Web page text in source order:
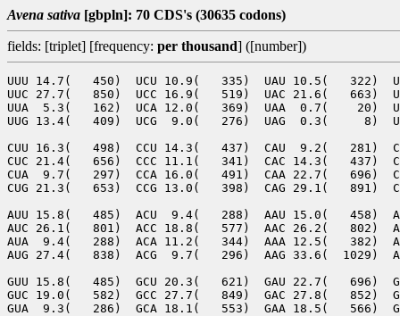
Avena sativa [gbpln]: 70 CDS's (30635 codons)
fields: [triplet] [frequency: per thousand] ([number])
UUU 14.7(   450)  UCU 10.9(   335)  UAU 10.5(   322)
UUC 27.7(   850)  UCC 16.9(   519)  UAC 21.6(   663)
UUA  5.3(   162)  UCA 12.0(   369)  UAA  0.7(    20)
UUG 13.4(   409)  UCG  9.0(   276)  UAG  0.3(     8)
CUU 16.3(   498)  CCU 14.3(   437)  CAU  9.2(   281)
CUC 21.4(   656)  CCC 11.1(   341)  CAC 14.3(   437)
CUA  9.7(   297)  CCA 16.0(   491)  CAA 22.7(   696)
CUG 21.3(   653)  CCG 13.0(   398)  CAG 29.1(   891)
AUU 15.8(   485)  ACU  9.4(   288)  AAU 15.0(   458)
AUC 26.1(   801)  ACC 18.8(   577)  AAC 26.2(   802)
AUA  9.4(   288)  ACA 11.2(   344)  AAA 12.5(   382)
AUG 27.4(   838)  ACG  9.7(   296)  AAG 33.6(  1029)
GUU 15.8(   485)  GCU 20.3(   621)  GAU 22.7(   696)
GUC 19.0(   582)  GCC 27.7(   849)  GAC 27.8(   852)
GUA  9.3(   286)  GCA 18.1(   553)  GAA 18.5(   566)